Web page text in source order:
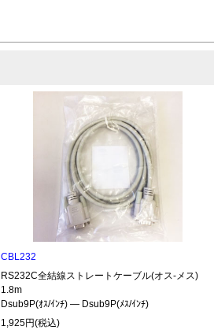
CBL232
RS232C全結線ストレートケーブル(オス-メス)
1.8m
Dsub9P(ｵｽ/ｲﾝﾁ) ― Dsub9P(ﾒｽ/ｲﾝﾁ)
1,925円(税込)